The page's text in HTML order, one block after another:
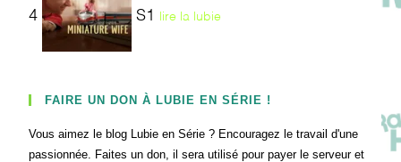
4 S1 lire la lubie
FAIRE UN DON À LUBIE EN SÉRIE !
Vous aimez le blog Lubie en Série ? Encouragez le travail d'une
passionnée. Faites un don, il sera utilisé pour payer le serveur et